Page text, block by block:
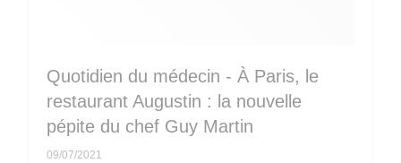
Quotidien du médecin - À Paris, le
restaurant Augustin : la nouvelle
pépite du chef Guy Martin
09/07/2021